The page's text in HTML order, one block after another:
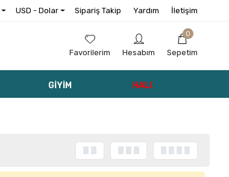
USD - Dolar Sipariş Takip Yardım İletişim
Favorilerim Hesabım
0
Sepetim
GİYİM HALI